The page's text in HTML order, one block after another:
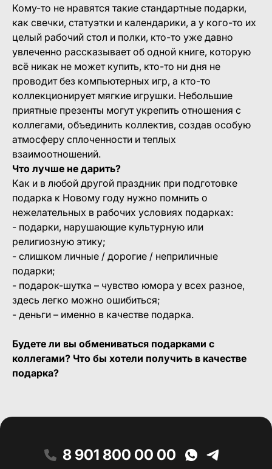
Кому-то не нравятся такие стандартные подарки,
как свечки, статуэтки и календарики, а у кого-то их
целый рабочий стол и полки, кто-то уже давно
увлеченно рассказывает об одной книге, которую
всё никак не может купить, кто-то ни дня не
проводит без компьютерных игр, а кто-то
коллекционирует мягкие игрушки. Небольшие
приятные презенты могут укрепить отношения с
коллегами, объединить коллектив, создав особую
атмосферу сплоченности и теплых
взаимоотношений.
Что лучше не дарить?
Как и в любой другой праздник при подготовке
подарка к Новому году нужно помнить о
нежелательных в рабочих условиях подарках:
- подарки, нарушающие культурную или
религиозную этику;
- слишком личные / дорогие / неприличные
подарки;
- подарок-шутка – чувство юмора у всех разное,
здесь легко можно ошибиться;
- деньги – именно в качестве подарка.
Будете ли вы обмениваться подарками с
коллегами? Что бы хотели получить в качестве
подарка?
8 901 800 00 00